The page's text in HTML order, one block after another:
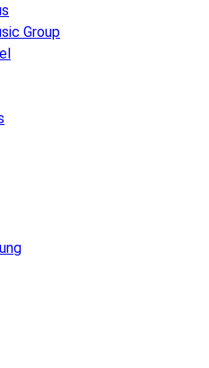
Group